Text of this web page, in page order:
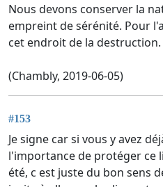
Nous devons conserver la
empreint de sérénité. Pour
cet endroit de la destruction.
(Chambly, 2019-06-05)
#153
Je signe car si vous y avez
l'importance de protéger ce
été, c est juste du bon sens